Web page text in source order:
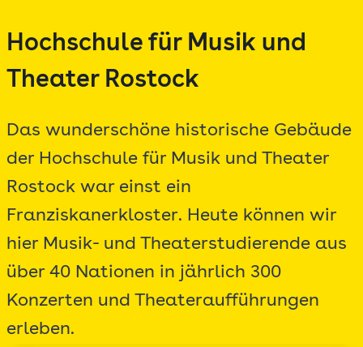
Inhalt
springen
Hochschule für Musik und
Theater Rostock
Das wunderschöne historische Gebäude
der Hochschule für Musik und Theater
Rostock war einst ein
Franziskanerkloster. Heute können wir
hier Musik- und Theaterstudierende aus
über 40 Nationen in jährlich 300
Konzerten und Theateraufführungen
erleben.